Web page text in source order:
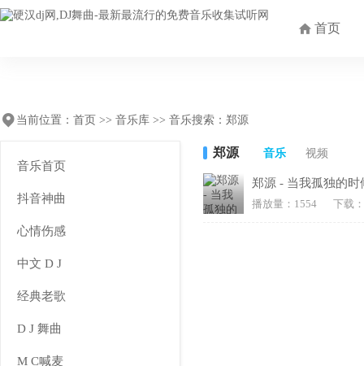
首页
当前位置： 首页 >> 音乐库 >> 音乐搜索：郑源
音乐首页
抖音神曲
心情伤感
中文 D J
经典老歌
D J 舞曲
M C喊麦
郑源 音乐 视频
郑源 - 当我孤独的时
播放量：1554 下载